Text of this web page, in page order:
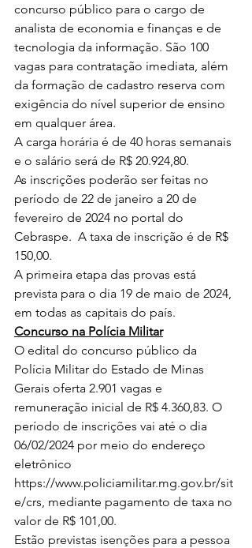
concurso público para o cargo de
analista de economia e finanças e de
tecnologia da informação. São 100
vagas para contratação imediata, além
da formação de cadastro reserva com
exigência do nível superior de ensino
em qualquer área.
A carga horária é de 40 horas semanais
e o salário será de R$ 20.924,80.
As inscrições poderão ser feitas no
período de 22 de janeiro a 20 de
fevereiro de 2024 no portal do
Cebraspe.  A taxa de inscrição é de R$
150,00.
A primeira etapa das provas está
prevista para o dia 19 de maio de 2024,
em todas as capitais do país.
Concurso na Polícia Militar
O edital do concurso público da
Polícia Militar do Estado de Minas
Gerais oferta 2.901 vagas e
remuneração inicial de R$ 4.360,83. O
período de inscrições vai até o dia
06/02/2024 por meio do endereço
eletrônico
https://www.policiamilitar.mg.gov.br/sit
e/crs , mediante pagamento de taxa no
valor de R$ 101,00.
Estão previstas isenções para a pessoa